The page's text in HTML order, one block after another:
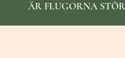
ÄR FLUGORNA